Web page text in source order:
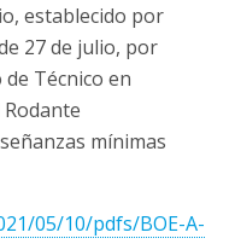
establecido por
27 de julio, por
Técnico en
mínimas
05/10/pdfs/BOE-A-